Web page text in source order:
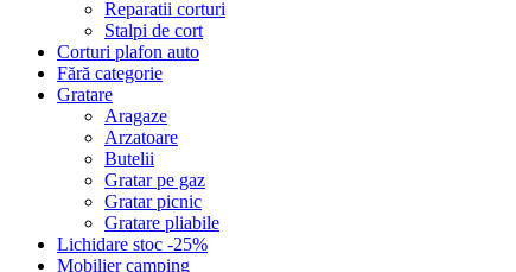
Reparatii corturi
Stalpi de cort
Corturi plafon auto
Fără categorie
Gratare
Aragaze
Arzatoare
Butelii
Gratar pe gaz
Gratar picnic
Gratare pliabile
Lichidare stoc -25%
Mobilier camping